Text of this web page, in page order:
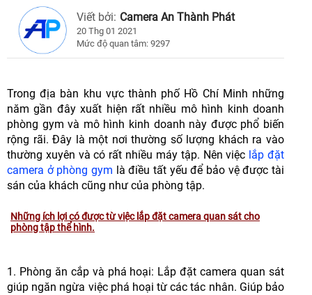
Viết bởi: Camera An Thành Phát
20 Thg 01 2021
Mức độ quan tâm: 9297
Trong địa bàn khu vực thành phố Hồ Chí Minh những
năm gần đây xuất hiện rất nhiều mô hình kinh doanh
phòng gym và mô hình kinh doanh này được phổ biến
rộng rãi. Đây là một nơi thường số lượng khách ra vào
thường xuyên và có rất nhiều máy tập. Nên việc lắp đặt
camera ở phòng gym là điều tất yếu để bảo vệ được tài
sán của khách cũng như của phòng tập.
Những ích lợi có được từ việc lắp đặt camera quan sát cho
phòng tập thể hình.
1. Phòng ăn cắp và phá hoại: Lắp đặt camera quan sát
giúp ngăn ngừa việc phá hoại từ các tác nhân. Giúp bảo